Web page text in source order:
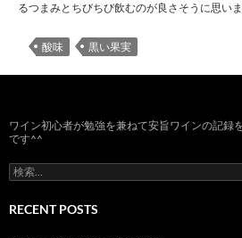
るつまみとちびちび飲むのが良さそうに思いま
酸味 黒い果実
ワイン初心者が勉強を兼ねて安旨ワインの記録
です^^
検
索:
RECENT POSTS